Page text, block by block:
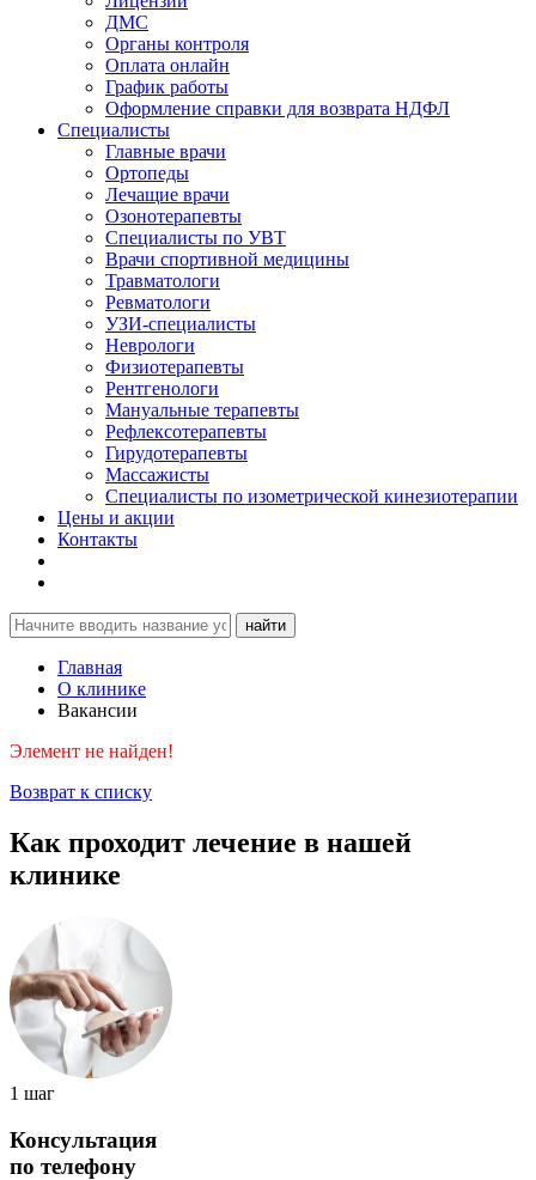
ДМС
Органы контроля
Оплата онлайн
График работы
Оформление справки для возврата НДФЛ
Специалисты
Главные врачи
Ортопеды
Лечащие врачи
Озонотерапевты
Специалисты по УВТ
Врачи спортивной медицины
Травматологи
Ревматологи
УЗИ-специалисты
Неврологи
Физиотерапевты
Рентгенологи
Мануальные терапевты
Рефлексотерапевты
Гирудотерапевты
Массажисты
Специалисты по изометрической кинезиотерапии
Цены и акции
Контакты
найти
Главная
О клинике
Вакансии
Элемент не найден!
Возврат к списку
Как проходит лечение в нашей
клинике
1 шаг
Консультация
по телефону